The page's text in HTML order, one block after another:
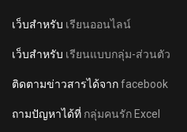
เว็บสำหรับ เรียนออนไลน์
เว็บสำหรับ เรียนแบบกลุ่ม-ส่วนตัว
ติดตามข่าวสารได้จากfacebook
ถามปัญหาได้ที่ กลุ่มคนรัก Excel